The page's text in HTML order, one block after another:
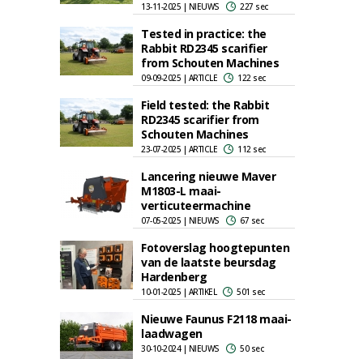
13-11-2025 | NIEUWS 227 sec
Tested in practice: the
Rabbit RD2345 scarifier
from Schouten Machines
09-09-2025 | ARTICLE 122 sec
Field tested: the Rabbit
RD2345 scarifier from
Schouten Machines
23-07-2025 | ARTICLE 112 sec
Lancering nieuwe Maver
M1803-L maai-
verticuteermachine
07-05-2025 | NIEUWS 67 sec
Fotoverslag hoogtepunten
van de laatste beursdag
Hardenberg
10-01-2025 | ARTIKEL 501 sec
Nieuwe Faunus F2118 maai-
laadwagen
30-10-2024 | NIEUWS 50 sec